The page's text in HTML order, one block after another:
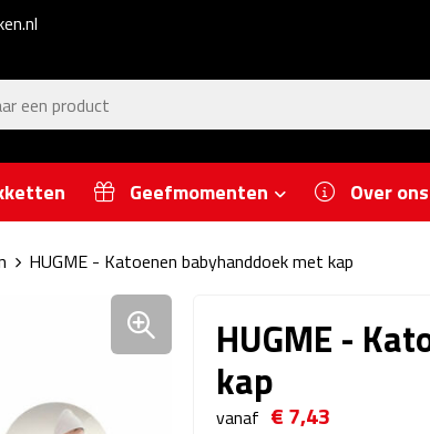
Geefmomenten Over ons
HUGME - Katoenen babyhanddoek met kap
HUGME -
kap
vanaf € 7,43